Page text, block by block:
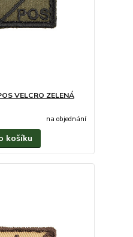
VELCRO ZELENÁ
na objednání
košíku